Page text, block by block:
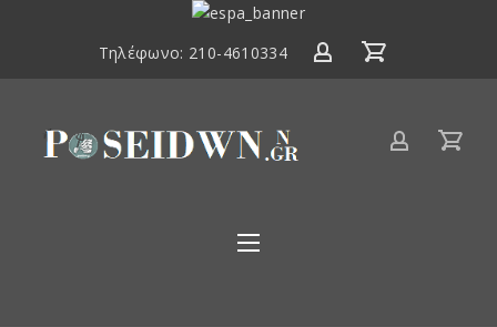
ΕΣΠΑ
2020
Τηλέφωνο: 210-4610334
Είδη